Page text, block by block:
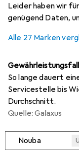
Leider haben wir
genügend Daten,
Alle 27 Marken
So lange dauert
Servicestelle bis
Durchschnitt.
Quelle: Galaxus
Nouba